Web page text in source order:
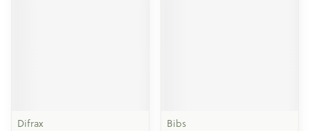
Difrax Bibs